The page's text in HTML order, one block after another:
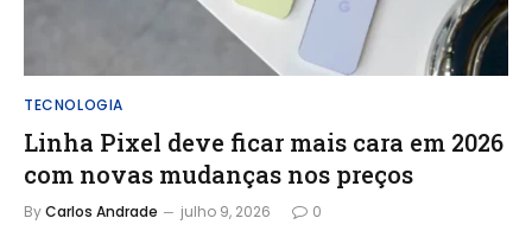
TECNOLOGIA
Linha Pixel deve ficar mais cara em 2026
com novas mudanças nos preços
ByCarlos Andrade julho 9, 2026 0